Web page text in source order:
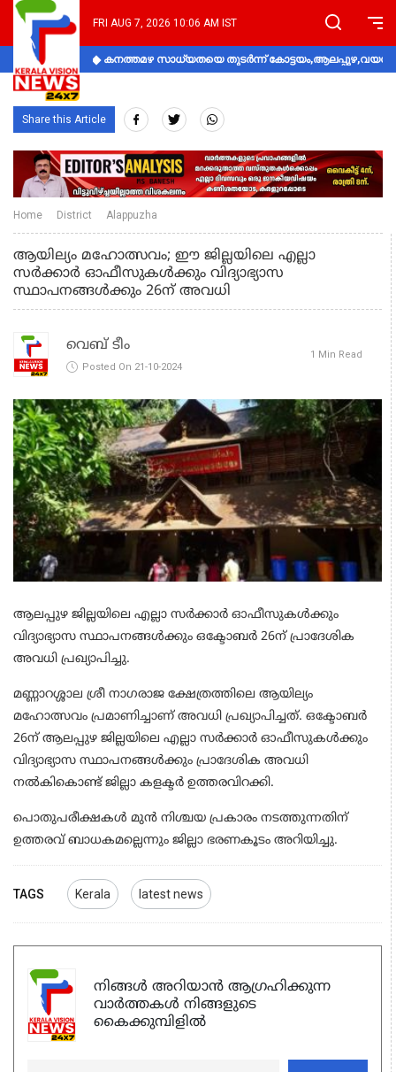
FRI AUG 7, 2026 10:06 AM IST
കനത്തമഴ സാധ്യതയെ തുടർന്ന്
Share this Article
Home District Alappuzha
ആയില്യം മഹോത്സവം; ഈ ജില്ലയിലെ എല്ലാ
സര്‍ക്കാര്‍ ഓഫീസുകള്‍ക്കും വിദ്യാഭ്യാസ
സ്ഥാപനങ്ങള്‍ക്കും 26ന് അവധി
വെബ് ടീം
Posted On 21-10-2024
1 Min Read
ആലപ്പുഴ ജില്ലയിലെ എല്ലാ സര്‍ക്കാര്‍ ഓഫീസുകള്‍ക്കും
വിദ്യാഭ്യാസ സ്ഥാപനങ്ങള്‍ക്കും ഒക്ടോബര്‍ 26ന് പ്രാദേശിക
അവധി പ്രഖ്യാപിച്ചു.
മണ്ണാറശ്ശാല ശ്രീ നാഗരാജ ക്ഷേത്രത്തിലെ ആയില്യം
മഹോത്സവം പ്രമാണിച്ചാണ് അവധി പ്രഖ്യാപിച്ചത്. ഒക്ടോബര്‍
26ന് ആലപ്പുഴ ജില്ലയിലെ എല്ലാ സര്‍ക്കാര്‍ ഓഫീസുകള്‍ക്കും
വിദ്യാഭ്യാസ സ്ഥാപനങ്ങള്‍ക്കും പ്രാദേശിക അവധി
നല്‍കികൊണ്ട് ജില്ലാ കളക്ടര്‍ ഉത്തരവിറക്കി.
പൊതുപരീക്ഷകള്‍ മുന്‍ നിശ്ചയ പ്രകാരം നടത്തുന്നതിന്
ഉത്തരവ് ബാധകമല്ലെന്നും ജില്ലാ ഭരണകൂടം അറിയിച്ചു.
TAGS Kerala latest news
നിങ്ങൾ അറിയാൻ ആഗ്രഹിക്കുന്ന
വാർത്തകൾ നിങ്ങളുടെ
കൈക്കുമ്പിളിൽ